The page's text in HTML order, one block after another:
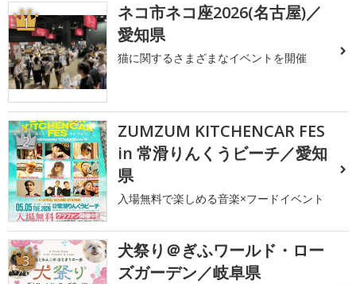
1
ネコ市ネコ座2026(名古屋)／
愛知県
猫に関するさまざまなイベントを開催
2
ZUMZUM KITCHENCAR FES
in 常滑りんくうビーチ／愛知
県
入場無料で楽しめる音楽×フードイベント
3
犬祭り＠ぎふワールド・ロー
ズガーデン／岐阜県